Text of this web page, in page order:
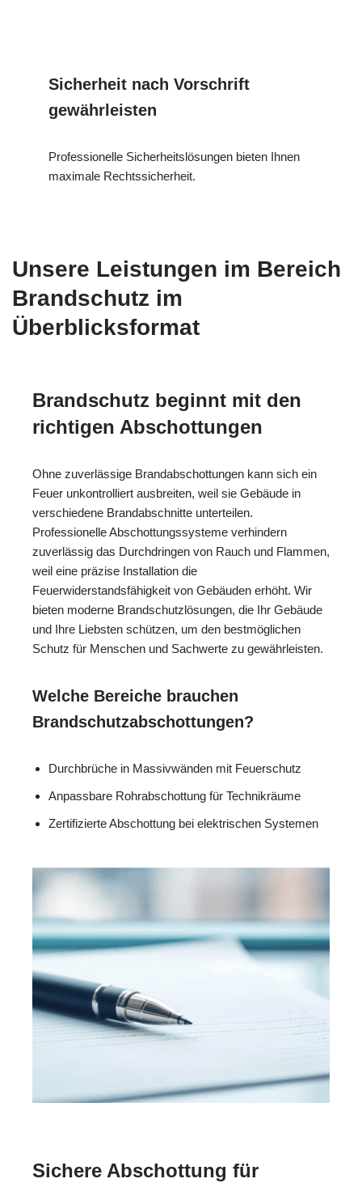
Sicherheit nach Vorschrift
gewährleisten
Professionelle Sicherheitslösungen bieten Ihnen
maximale Rechtssicherheit.
Unsere Leistungen im Bereich
Brandschutz im
Überblicksformat
Brandschutz beginnt mit den
richtigen Abschottungen
Ohne zuverlässige Brandabschottungen kann sich ein
Feuer unkontrolliert ausbreiten, weil sie Gebäude in
verschiedene Brandabschnitte unterteilen.
Professionelle Abschottungssysteme verhindern
zuverlässig das Durchdringen von Rauch und Flammen,
weil eine präzise Installation die
Feuerwiderstandsfähigkeit von Gebäuden erhöht. Wir
bieten moderne Brandschutzlösungen, die Ihr Gebäude
und Ihre Liebsten schützen, um den bestmöglichen
Schutz für Menschen und Sachwerte zu gewährleisten.
Welche Bereiche brauchen
Brandschutzabschottungen?
Durchbrüche in Massivwänden mit Feuerschutz
Anpassbare Rohrabschottung für Technikräume
Zertifizierte Abschottung bei elektrischen Systemen
Sichere Abschottung für